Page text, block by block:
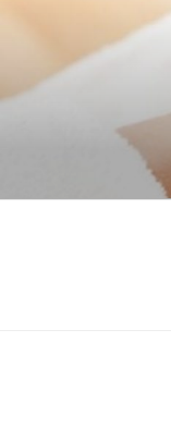
contenido